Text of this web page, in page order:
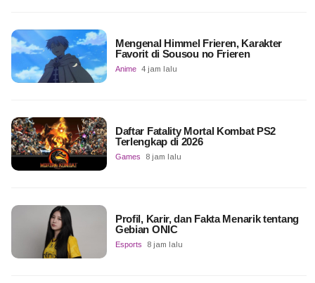
Mengenal Himmel Frieren, Karakter
Favorit di Sousou no Frieren
Anime 4 jam lalu
Daftar Fatality Mortal Kombat PS2
Terlengkap di 2026
Games 8 jam lalu
Profil, Karir, dan Fakta Menarik tentang
Gebian ONIC
Esports 8 jam lalu